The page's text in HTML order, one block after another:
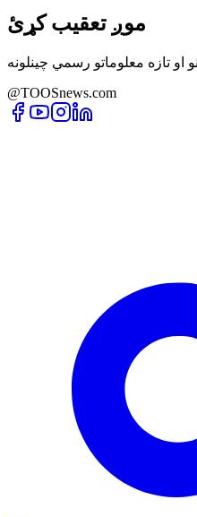
موږ تعقیب کړئ
@TOOSnews.com